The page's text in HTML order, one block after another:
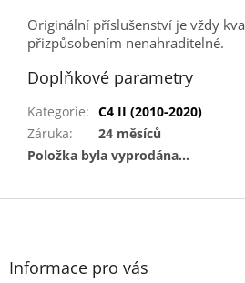
Originální příslušenství je vždy
přizpůsobením nenahraditelné.
Doplňkové parametry
Kategorie: C4 II (2010-2020)
Záruka:
24 měsíců
Položka byla vyprodána…
Z
Informace pro vás